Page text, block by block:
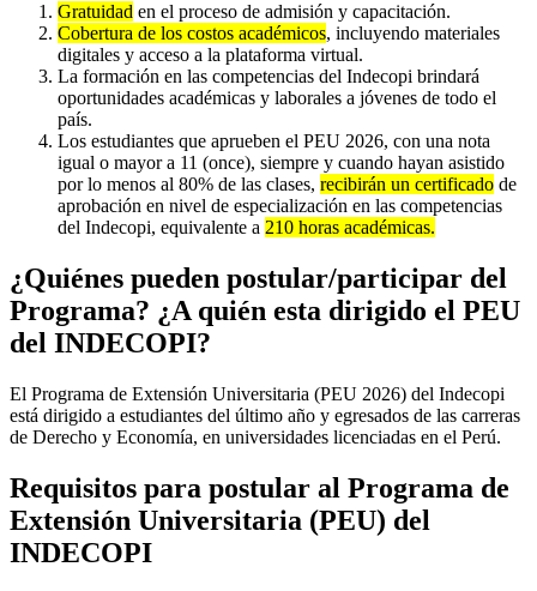
Gratuidad en el proceso de admisión y capacitación.
Cobertura de los costos académicos, incluyendo materiales
digitales y acceso a la plataforma virtual.
La formación en las competencias del Indecopi brindará
oportunidades académicas y laborales a jóvenes de todo el
país.
Los estudiantes que aprueben el PEU 2026, con una nota
igual o mayor a 11 (once), siempre y cuando hayan asistido
por lo menos al 80% de las clases, recibirán un certificado de
aprobación en nivel de especialización en las competencias
del Indecopi, equivalente a 210 horas académicas.
¿Quiénes pueden postular/participar del
Programa? ¿A quién esta dirigido el PEU
del INDECOPI?
El Programa de Extensión Universitaria (PEU 2026) del Indecopi
está dirigido a estudiantes del último año y egresados de las carreras
de Derecho y Economía, en universidades licenciadas en el Perú.
Requisitos para postular al Programa de
Extensión Universitaria (PEU) del
INDECOPI